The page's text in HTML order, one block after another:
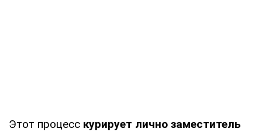
Этот процесс курирует лично заместитель